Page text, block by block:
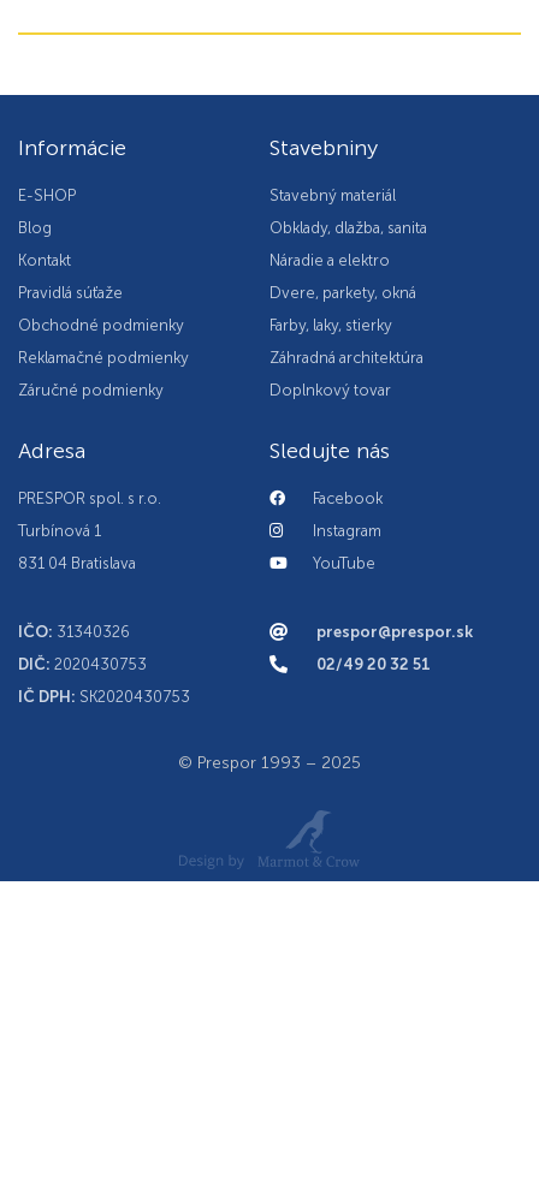
Informácie
E-SHOP
Blog
Kontakt
Pravidlá súťaže
Obchodné podmienky
Reklamačné podmienky
Záručné podmienky
Stavebniny
Stavebný materiál
Obklady, dlažba, sanita
Náradie a elektro
Dvere, parkety, okná
Farby, laky, stierky
Záhradná architektúra
Doplnkový tovar
Adresa
PRESPOR spol. s r.o.
Turbínová 1
831 04 Bratislava
IČO: 31340326
DIČ: 2020430753
IČ DPH: SK2020430753
Sledujte nás
Facebook
Instagram
YouTube
prespor@prespor.sk
02/49 20 32 51
© Prespor 1993 – 2025